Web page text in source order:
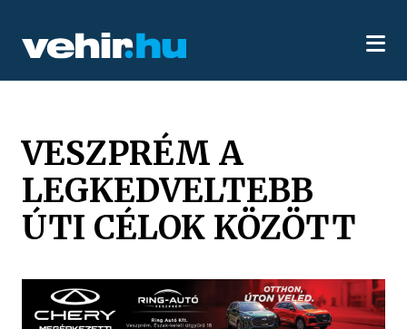
VESZPRÉM A
LEGKEDVELTEBB
ÚTI CÉLOK KÖZÖTT